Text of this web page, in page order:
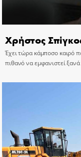
Χρήστος
Έχει τώρα κάμποσο καιρό
πιθανό να εμφανιστεί